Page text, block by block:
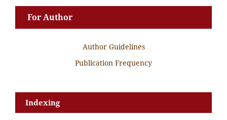
For Author
Author Guidelines
Publication Frequency
Indexing